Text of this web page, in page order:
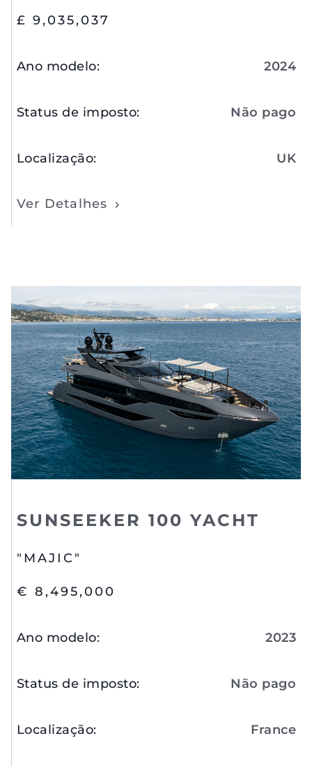
£ 9,035,037
Ano modelo: 2024
Status de imposto: Não pago
Localização: UK
Ver Detalhes
SUNSEEKER 100 YACHT
"MAJIC"
€ 8,495,000
Ano modelo: 2023
Status de imposto: Não pago
Localização: France